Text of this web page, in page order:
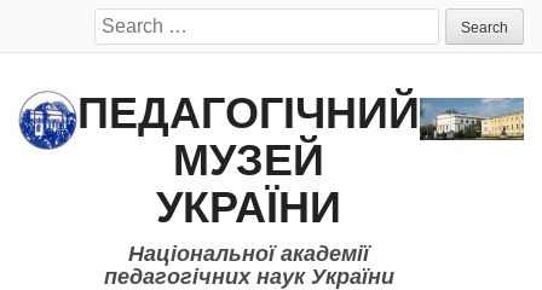
Search
for:
ПЕДАГОГІЧНИЙ
МУЗЕЙ
УКРАЇНИ
Національної академії
педагогічних наук України